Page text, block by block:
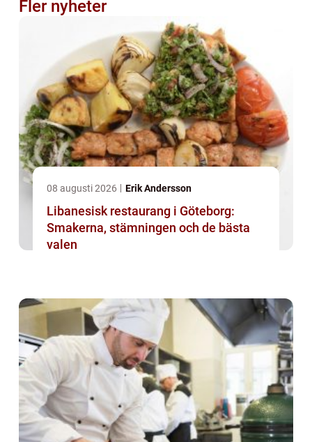
Fler nyheter
08 augusti 2026 Erik Andersson
Libanesisk restaurang i Göteborg:
Smakerna, stämningen och de bästa
valen